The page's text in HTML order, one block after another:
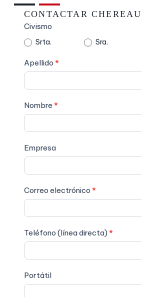
CONTACTAR CHEREAU
Solicitud
de
–
Página
de
Civismo
Srta. Sra.
Apellido *
Nombre *
Empresa
Correo electrónico *
Teléfono (línea directa)*
Portátil